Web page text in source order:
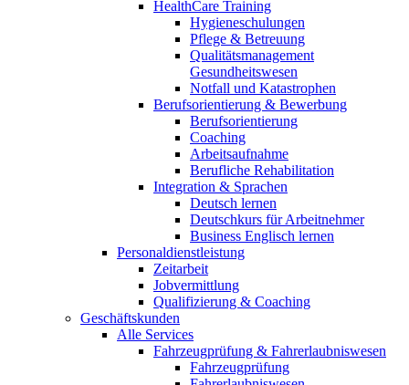
HealthCare Training
Hygieneschulungen
Pflege & Betreuung
Qualitätsmanagement
Gesundheitswesen
Notfall und Katastrophen
Berufsorientierung & Bewerbung
Berufsorientierung
Coaching
Arbeitsaufnahme
Berufliche Rehabilitation
Integration & Sprachen
Deutsch lernen
Deutschkurs für Arbeitnehmer
Business Englisch lernen
Personaldienstleistung
Zeitarbeit
Jobvermittlung
Qualifizierung & Coaching
Geschäftskunden
Alle Services
Fahrzeugprüfung & Fahrerlaubniswesen
Fahrzeugprüfung